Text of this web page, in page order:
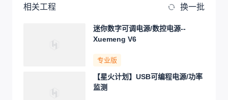
相关工程 换一批
迷你数字可调电源/数控电源--
Xuemeng V6
专业版
【星火计划】USB可编程电源/功率
监测